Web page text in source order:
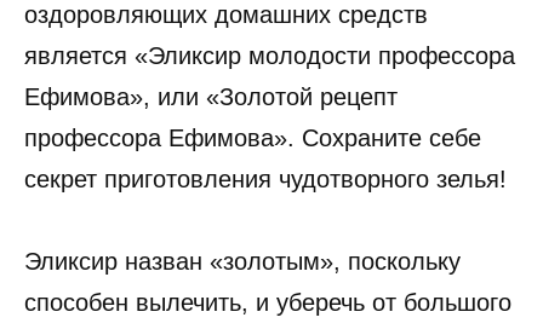
оздоровляющих домашних средств
является «Эликсир молодости профессора
Ефимова», или «Золотой рецепт
профессора Ефимова». Сохраните себе
секрет приготовления чудотворного зелья!
Эликсир назван «золотым», поскольку
способен вылечить, и уберечь от большого